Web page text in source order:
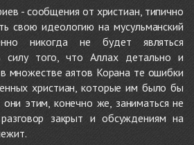
- сообщения от христиан, типично
свою идеологию на мусульманский
никогда не будет являться
силу того, что Аллах детально и
множестве аятов Корана те ошибки
христиан, которые им было бы
этим, конечно же, заниматься не
закрыт и обсуждениям на